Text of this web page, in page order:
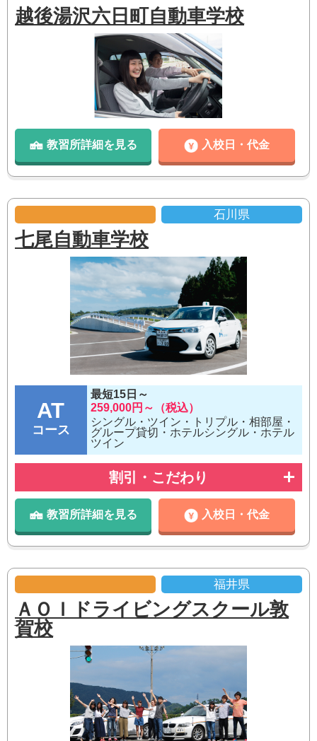
越後湯沢六日町自動車学校
教習所詳細を見る 入校日・代金
石川県
七尾自動車学校
AT
コース
最短15日～
259,000円～（税込）
シングル・ツイン・トリプル・相部屋・
グループ貸切・ホテルシングル・ホテル
ツイン
割引・こだわり
教習所詳細を見る 入校日・代金
福井県
ＡＯＩドライビングスクール敦
賀校